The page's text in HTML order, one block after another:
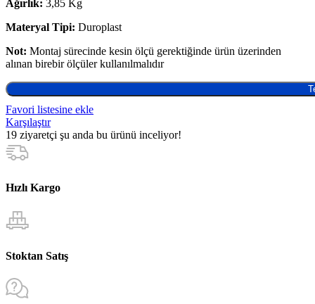
Ağırlık: 3,85 Kg
Materyal Tipi: Duroplast
Not: Montaj sürecinde kesin ölçü gerektiğinde ürün üzerinden
alınan birebir ölçüler kullanılmalıdır
Favori listesine ekle
Karşılaştır
19 ziyaretçi şu anda bu ürünü inceliyor!
Hızlı Kargo
Stoktan Satış